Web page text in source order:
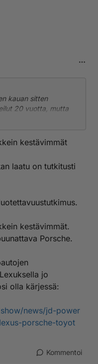
kauan sitten
20 vuotta, mutta
kestävimmät
laatu on tutkitusti
kestävimmät.
Porsche.
jo
olla kärjessä:
news/jd-power
porsche-toyot
Kommentoi